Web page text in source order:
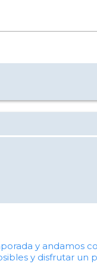
y andamos
y disfrutar